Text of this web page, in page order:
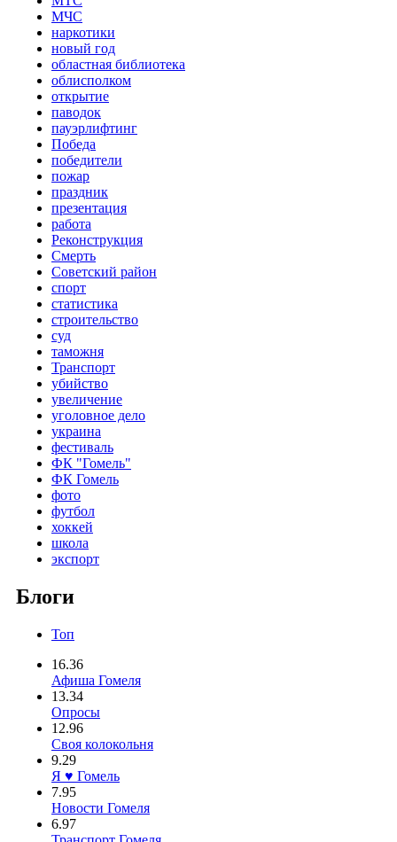
МЧС
наркотики
новый год
областная библиотека
облисполком
открытие
паводок
пауэрлифтинг
Победа
победители
пожар
праздник
презентация
работа
Реконструкция
Смерть
Советский район
спорт
статистика
строительство
суд
таможня
Транспорт
убийство
увеличение
уголовное дело
украина
фестиваль
ФК "Гомель"
ФК Гомель
фото
футбол
хоккей
школа
экспорт
Блоги
Топ
16.36
Афиша Гомеля
13.34
Опросы
12.96
Своя колокольня
9.29
Я ♥ Гомель
7.95
Новости Гомеля
6.97